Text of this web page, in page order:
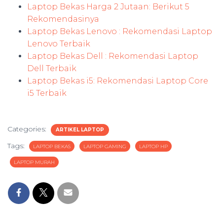
Laptop Bekas Harga 2 Jutaan: Berikut 5
Rekomendasinya
Laptop Bekas Lenovo : Rekomendasi Laptop
Lenovo Terbaik
Laptop Bekas Dell : Rekomendasi Laptop
Dell Terbaik
Laptop Bekas i5: Rekomendasi Laptop Core
i5 Terbaik
Categories: ARTIKEL LAPTOP
Tags: LAPTOP BEKAS LAPTOP GAMING LAPTOP HP
LAPTOP MURAH